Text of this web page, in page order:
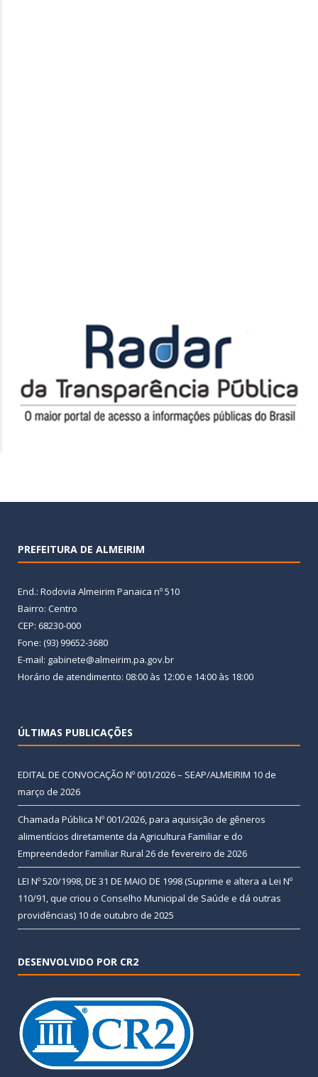
PREFEITURA DE ALMEIRIM
End.: Rodovia Almeirim Panaica nº 510
Bairro: Centro
CEP: 68230-000
Fone: (93) 99652-3680
E-mail: gabinete@almeirim.pa.gov.br
Horário de atendimento: 08:00 às 12:00 e 14:00 às 18:00
ÚLTIMAS PUBLICAÇÕES
EDITAL DE CONVOCAÇÃO Nº 001/2026 – SEAP/ALMEIRIM 10 de
março de 2026
Chamada Pública Nº 001/2026, para aquisição de gêneros
alimentícios diretamente da Agricultura Familiar e do
Empreendedor Familiar Rural 26 de fevereiro de 2026
LEI Nº 520/1998, DE 31 DE MAIO DE 1998 (Suprime e altera a Lei Nº
110/91, que criou o Conselho Municipal de Saúde e dá outras
providências) 10 de outubro de 2025
DESENVOLVIDO POR CR2